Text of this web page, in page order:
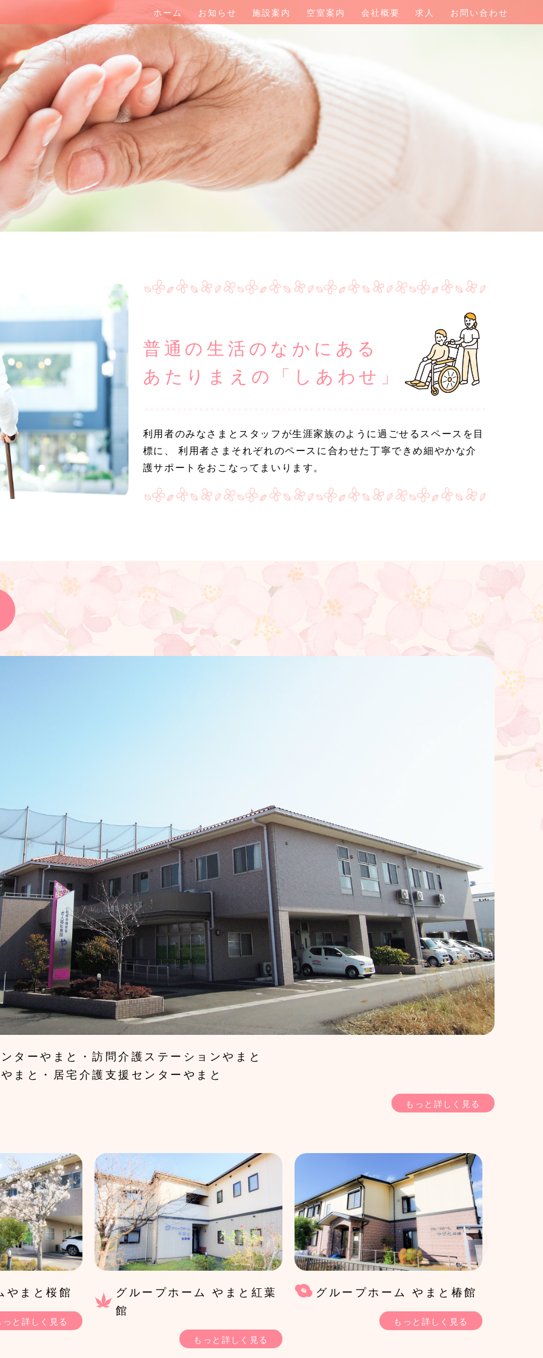
ホーム お知らせ 施設案内 空室案内 会社概要 求人 お問い合わせ
普通の生活のなかにある
あたりまえの「しあわせ」
利用者のみなさまとスタッフが生涯家族のように過ごせるスペースを目
標に、 利用者さまそれぞれのペースに合わせた丁寧できめ細やかな介
護サポートをおこなってまいります。
ターやまと・訪問介護ステーションやまと
まと・居宅介護支援センターやまと
もっと詳しく見る
やまと桜館
っと詳しく見る
グループホーム やまと紅葉
館
もっと詳しく見る
グループホーム やまと椿館
もっと詳しく見る